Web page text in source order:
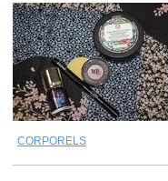
CORPORELS